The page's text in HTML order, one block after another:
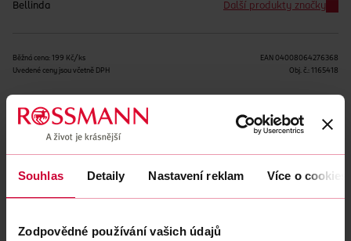
Souhlas Detaily Nastavení reklam Více o cookies
Zodpovědné používání vašich údajů
Bellinda Další produkty značky
Běžná cena: 199 Kč/ks
Uvedené ceny jsou včetně DPH
EAN 04008064276368
Obj. č.: 1165418
Podobné produkty